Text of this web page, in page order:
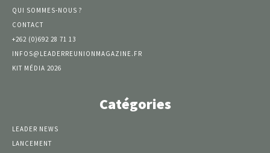
QUI SOMMES-NOUS ?
CONTACT
+262 (0)692 28 71 13
INFOS@LEADERREUNIONMAGAZINE.FR
KIT MÉDIA 2026
Catégories
LEADER NEWS
LANCEMENT